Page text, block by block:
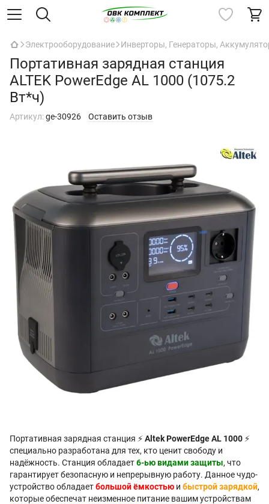
Электрооборудование Инверторы, Генераторы,
Портативная зарядная станция
ALTEK PowerEdge AL 1000 (1075.2
Вт*ч)
Артикул:ge-30926 Оставить отзыв
Портативная зарядная станция ⚡ Altek PowerEdge AL 1000 ⚡
специально разработана для тех, кто ценит свободу и
надёжность. Станция обладает6-ью видами защиты, что
гарантирует безопасную и непрерывную работу. Данное чудо-
устройство обладаетбольшой ёмкостью и быстрой зарядкой,
которые обеспечат неизменное питание вашим устройствам